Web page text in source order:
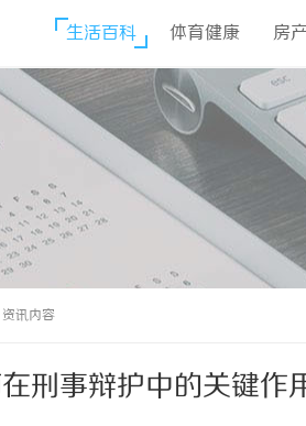
生活百科 体育健康 房
资讯内容
刑事辩护中的关键作